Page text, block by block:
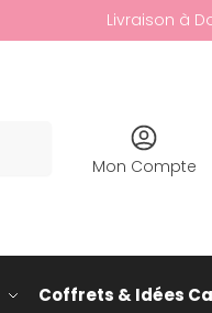
Livraison à
Mon Compte
Coffrets & Idées